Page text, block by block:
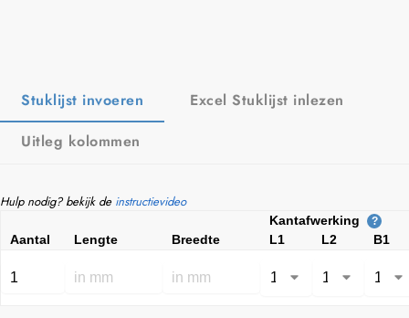
Stuklijst invoeren
Excel Stuklijst inlezen
Uitleg kolommen
Hulp nodig? bekijk de instructievideo
Kantafwerking ?
Aantal Lengte Breedte L1 L2 B1